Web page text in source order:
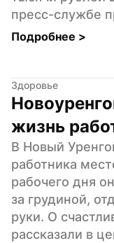
пресс-службе
Подробнее >
Здоровье
жизнь
В Новый
работника
рабочего дня
за грудиной,
руки. О
рассказали в